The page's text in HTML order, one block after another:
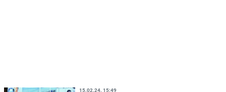
15.02.24. 15:49